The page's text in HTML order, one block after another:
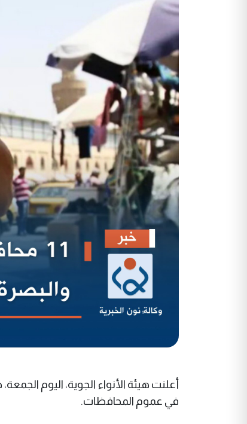
أعلنت هيئة الأنواء الجوية، اليوم
في عموم المحافظات.